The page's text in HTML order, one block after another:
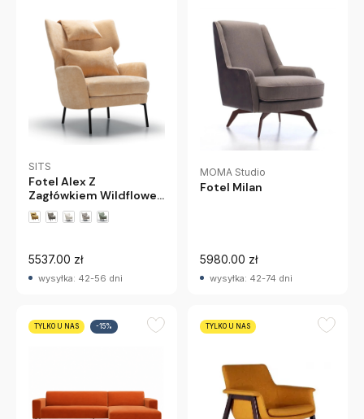
SITS
Fotel Alex Z
Zagłówkiem Wildflower
Nude Sits
5537.00 zł
wysyłka: 42-56 dni
MOMA Studio
Fotel Milan
5980.00 zł
wysyłka: 42-74 dni
TYLKO U NAS -15% TYLKO U NAS